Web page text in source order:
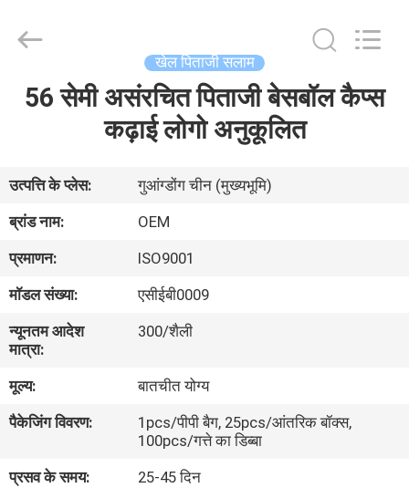
घर
हमारे
बारे
कारखाना
गुणवत्ता
नियंत्रण
Manufacturing
Reserved.
खेल पिताजी सलाम
56 सेमी असंरचित पिताजी बेसबॉल कैप्स
कढ़ाई लोगो अनुकूलित
उत्पत्ति के प्लेस:
गुआंग्डोंग चीन (मुख्यभूमि)
ब्रांड नाम:
OEM
प्रमाणन:
ISO9001
मॉडल संख्या:
एसीईबी0009
न्यूनतम आदेश
मात्रा:
300/शैली
मूल्य:
बातचीत योग्य
पैकेजिंग विवरण:
1pcs/पीपी बैग, 25pcs/आंतरिक बॉक्स,
100pcs/गत्ते का डिब्बा
प्रसव के समय:
25-45 दिन